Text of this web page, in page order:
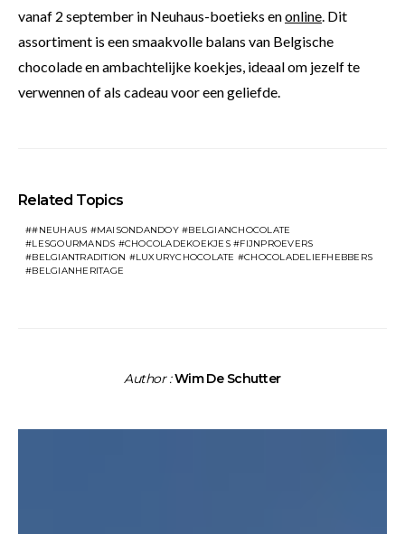
vanaf 2 september in Neuhaus-boetieks enonline. Dit
assortiment is een smaakvolle balans van Belgische
chocolade en ambachtelijke koekjes, ideaal om jezelf te
verwennen of als cadeau voor een geliefde.
Related Topics
#NEUHAUS #MAISONDANDOY #BELGIANCHOCOLATE
#LESGOURMANDS #CHOCOLADEKOEKJES #FIJNPROEVERS
#BELGIANTRADITION #LUXURYCHOCOLATE #CHOCOLADELIEFHEBBERS
#BELGIANHERITAGE
Author :Wim De Schutter